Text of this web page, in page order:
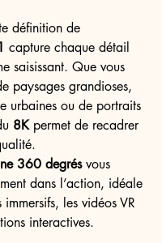
définition de
capture chaque détail
saisissant. Que vous
paysages grandioses,
urbaines ou de portraits
8K permet de recadrer
360 degrés vous
dans l’action, idéale
les vidéos VR
interactives.